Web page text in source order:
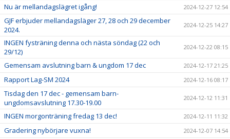
Nu är mellandagslägret igång! 2024-12-27 12:54
GJF erbjuder mellandagsläger 27, 28 och 29 december
2024.
2024-12-25 14:27
INGEN fysträning denna och nästa söndag (22 och
29/12)
2024-12-22 08:15
Gemensam avslutning barn & ungdom 17 dec 2024-12-17 21:25
Rapport Lag-SM 2024 2024-12-16 08:17
Tisdag den 17 dec - gemensam barn-
ungdomsavslutning 17.30-19.00
2024-12-12 11:31
INGEN morgonträning fredag 13 dec! 2024-12-11 11:32
Gradering nybörjare vuxna! 2024-12-07 14:54